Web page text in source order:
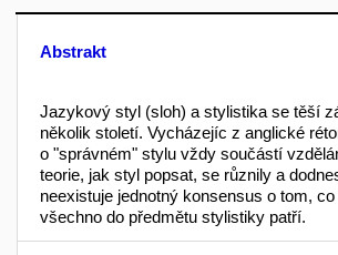
Abstrakt
Jazykový styl (sloh) a stylistika se těší
několik století. Vycházejíc z anglické
o "správném" stylu vždy součástí
teorie, jak styl popsat, se různily a
neexistuje jednotný konsensus o tom,
všechno do předmětu stylistiky patří.